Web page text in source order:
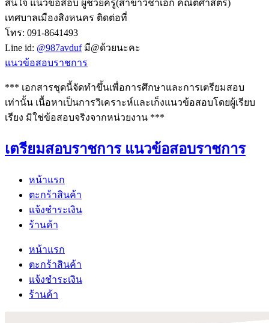
สนใจ แนวข้อสอบ ผู้ช่วยครู(สาขาวิชาเอก คณิตศาสตร์)
เทศบาลเมืองสิงหนคร ติดต่อที่
โทร: 091-8641493
Line id: @987avdufมี@ด้วยนะคะ
แนวข้อสอบราชการ
*** เอกสารชุดนี้จัดทำขึ้นเพื่อการศึกษาและการเตรียมสอบ
เท่านั้น เนื้อหาเป็นการวิเคราะห์และเก็งแนวข้อสอบโดยผู้เรียบ
เรียง มิใช่ข้อสอบจริงจากหน่วยงาน ***
เตรียมสอบราชการ แนวข้อสอบราชการ
หน้าแรก
ตะกร้าสินค้า
แจ้งชำระเงิน
ร้านค้า
หน้าแรก
ตะกร้าสินค้า
แจ้งชำระเงิน
ร้านค้า